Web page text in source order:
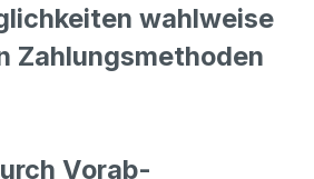
wahlweise
Zahlungsmethoden
Vorab-